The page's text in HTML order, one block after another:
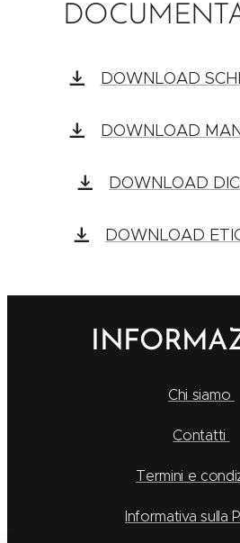
DOWNLOAD
DOWNLOAD
DOWNLOAD
DOWNLOAD
Chi siamo
Contatti
Termini e
Informativa sulla